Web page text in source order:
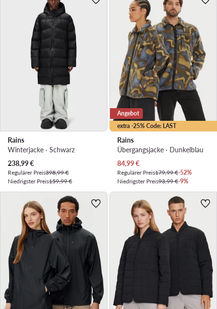
Rains
Winterjacke · Schwarz
Aktueller Preis
238,99€
Regulärer Preis398,99 €
Niedrigster Preis159,99 €
extra -25% Code: LAST
Angebot
Rains
Übergangsjacke · Dunkelblau
Aktueller Preis
84,99€
Regulärer Preis179,99 €-52%
Niedrigster Preis93,99 €-9%